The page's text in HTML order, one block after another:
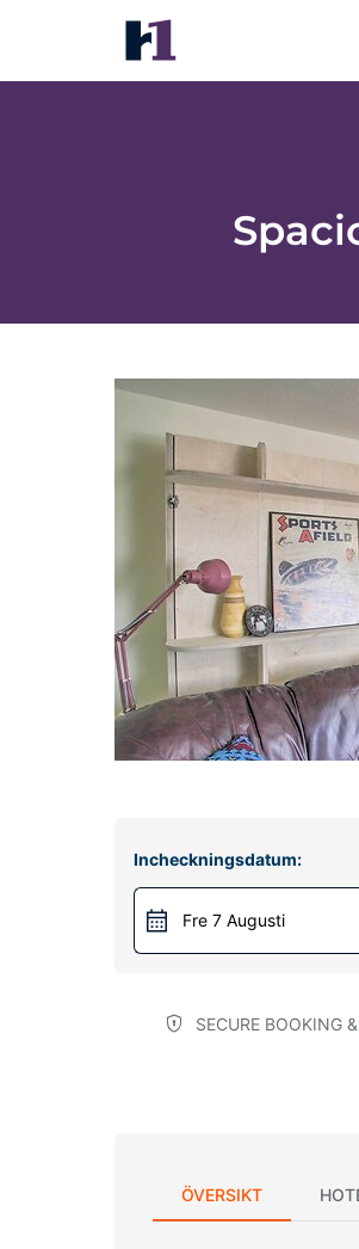
Spacious Gifford
Priser
Incheckningsdatum:
Fre 7 Augusti
SECURE BOOKING
ÖVERSIKT